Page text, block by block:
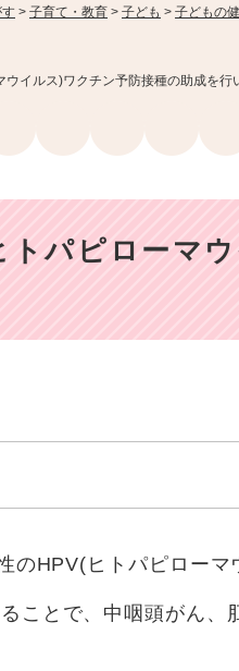
> 子育て・教育 > 子ども > 子どもの
ウイルス)ワクチン予防接種の助成を行
トパピローマ
のHPV(ヒトパピロー
ことで、中咽頭がん